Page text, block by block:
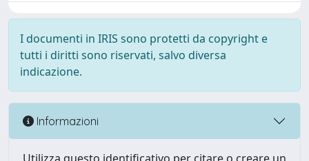
I documenti in IRIS sono protetti da copyright e
tutti i diritti sono riservati, salvo diversa
indicazione.
Informazioni